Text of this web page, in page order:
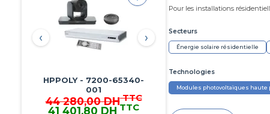
1 776,00 DHTTC
1 660,56 DH
1 660,56 DH TTC
‹ ›
Pour les installations
Secteurs
Énergie solaire résidentielle
Technologies
Modules photovoltaïques haute